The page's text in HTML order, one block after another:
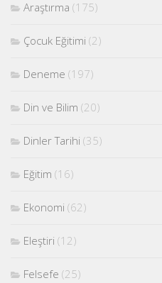
Araştırma (175)
Çocuk Eğitimi (2)
Deneme (197)
Din ve Bilim (20)
Dinler Tarihi (35)
Eğitim (16)
Ekonomi (62)
Eleştiri (12)
Felsefe (25)